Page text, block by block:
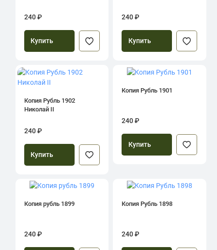
240 ₽
Купить
240 ₽
Купить
Копия Рубль 1902
Николай II
240 ₽
Купить
Копия Рубль 1901
240 ₽
Купить
Копия рубль 1899
240 ₽
Копия Рубль 1898
240 ₽